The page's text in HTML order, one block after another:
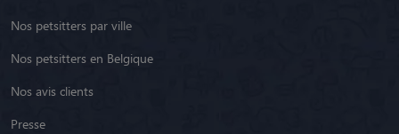
Nos petsitters par ville
Nos petsitters en Belgique
Nos avis clients
Presse